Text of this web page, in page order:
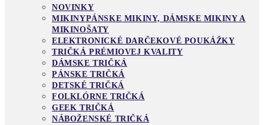
NOVINKY
MIKINYPÁNSKE MIKINY, DÁMSKE MIKINY A
MIKINOŠATY
ELEKTRONICKÉ DARČEKOVÉ POUKÁŽKY
TRIČKÁ PRÉMIOVEJ KVALITY
DÁMSKE TRIČKÁ
PÁNSKE TRIČKÁ
DETSKÉ TRIČKÁ
FOLKLÓRNE TRIČKÁ
GEEK TRIČKÁ
NÁBOŽENSKÉ TRIČKÁ